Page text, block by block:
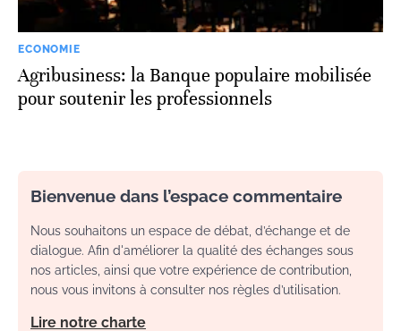
ECONOMIE
Agribusiness: la Banque populaire mobilisée
pour soutenir les professionnels
Bienvenue dans l’espace commentaire
Nous souhaitons un espace de débat, d’échange et de
dialogue. Afin d'améliorer la qualité des échanges sous
nos articles, ainsi que votre expérience de contribution,
nous vous invitons à consulter nos règles d’utilisation.
Lire notre charte